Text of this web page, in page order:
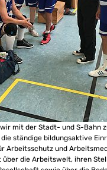
mit der Stadt- und S-Bahn
ständige bildungsaktive
Arbeitsschutz und
über die Arbeitswelt, ihren